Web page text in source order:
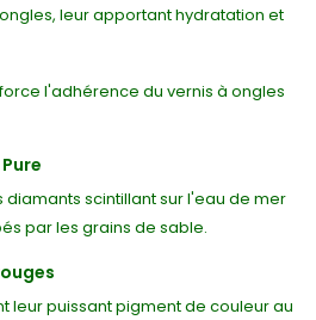
leur apportant hydratation et
l'adhérence du vernis à ongles
scintillant sur l'eau de mer
par les grains de sable.
leur puissant pigment de couleur au